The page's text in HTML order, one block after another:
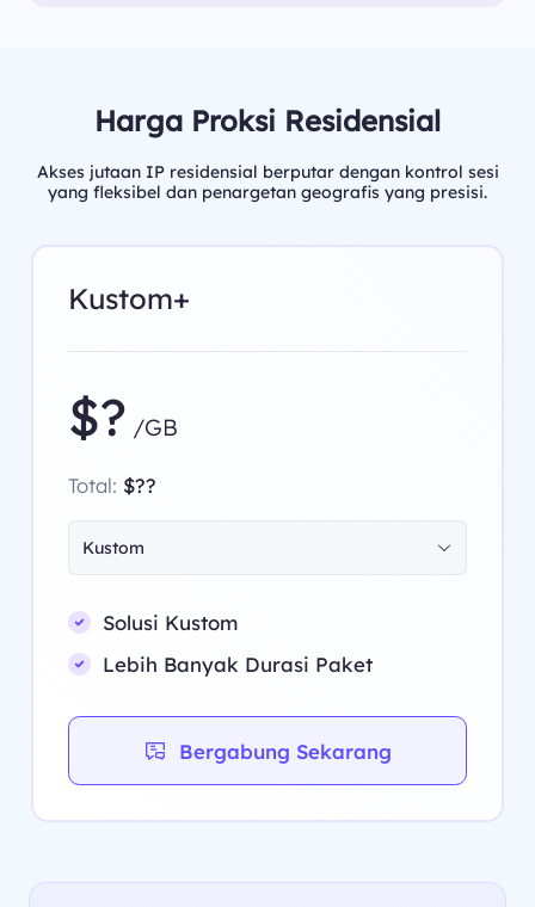
Harga Proksi Residensial
Akses jutaan IP residensial berputar dengan kontrol sesi
yang fleksibel dan penargetan geografis yang presisi.
Kustom+
$? /GB
Total: $??
Kustom
Solusi Kustom
Lebih Banyak Durasi Paket
Bergabung Sekarang